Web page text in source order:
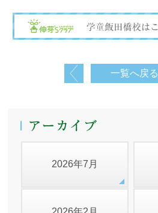
一覧へ戻る
2026年7月